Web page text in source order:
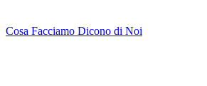
Cosa Facciamo Dicono di Noi